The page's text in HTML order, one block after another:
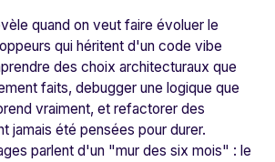
quand on veut faire évoluer le
qui héritent d'un code vibe
des choix architecturaux que
faits, debugger une logique que
vraiment, et refactorer des
jamais été pensées pour durer.
parlent d'un "mur des six mois" : le